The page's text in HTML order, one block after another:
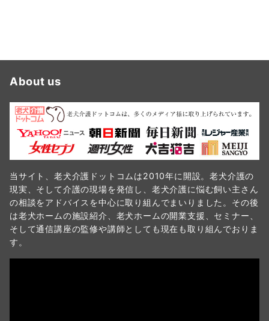
About us
当サイト、老犬介護ドットコムは2010年に開設。老犬介護の
現実、そして介護の現場を発信し、老犬介護に悩む飼い主さん
の相談をアドバイスを中心に取り組んでまいりました。その後
は老犬ホームの施設紹介、老犬ホームの開業支援、セミナー、
そして通信講座の監修や講師としても現在も取り組んでおりま
す。